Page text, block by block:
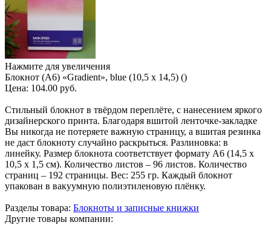
Нажмите для увеличения
Блокнот (А6) «Gradient», blue (10,5 х 14,5) ()
Цена: 104.00 руб.
Стильный блокнот в твёрдом переплёте, с нанесением яркого
дизайнерского принта. Благодаря вшитой ленточке-закладке
Вы никогда не потеряете важную страницу, а вшитая резинка
не даст блокноту случайно раскрыться. Разлиновка: в
линейку. Размер блокнота соответствует формату А6 (14,5 х
10,5 х 1,5 см). Количество листов – 96 листов. Количество
страниц – 192 страницы. Вес: 255 гр. Каждый блокнот
упакован в вакуумную полиэтиленовую плёнку.
Разделы товара: Блокноты и записные книжки
Другие товары компании: